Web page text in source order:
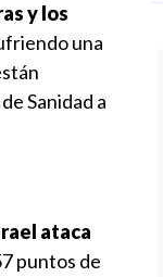
y los
una
Sanidad a
ataca
puntos de